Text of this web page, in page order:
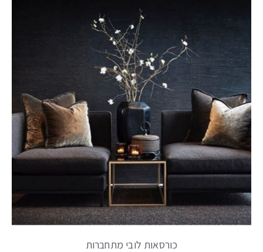
כורסאות לובי מתחברות